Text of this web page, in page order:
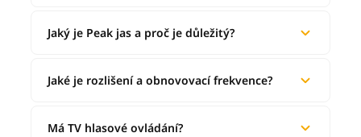
Jaký je Peak jas a proč je důležitý?
Jaké je rozlišení a obnovovací frekvence?
Má TV hlasové ovládání?